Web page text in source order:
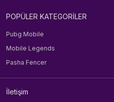
POPÜLER KATEGORİLER
Pubg Mobile
Mobile Legends
Pasha Fencer
İletişim